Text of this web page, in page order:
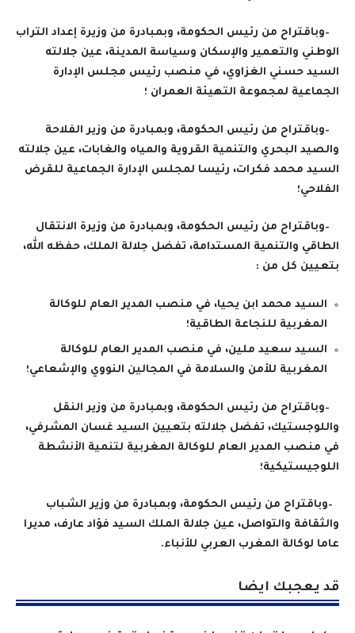
–وباقتراح من رئيس الحكومة، وبمبادرة من وزيرة إعداد التراب
الوطني والتعمير والإسكان وسياسة المدينة، عين جلالته
السيد حسني الغزاوي، في منصب رئيس مجلس الإدارة
الجماعية لمجموعة التهيئة العمران ؛
–وباقتراح من رئيس الحكومة، وبمبادرة من وزير الفلاحة
والصيد البحري والتنمية القروية والمياه والغابات، عين جلالته
السيد محمد فكرات، رئيسا لمجلس الإدارة الجماعية للقرض
الفلاحي؛
–وباقتراح من رئيس الحكومة، وبمبادرة من وزيرة الانتقال
الطاقي والتنمية المستدامة، تفضل جلالة الملك، حفظه الله،
بتعيين كل من :
السيد محمد ابن يحيا، في منصب المدير العام للوكالة
المغربية للنجاعة الطاقية؛
السيد سعيد ملين، في منصب المدير العام للوكالة
المغربية للأمن والسلامة في المجالين النووي والإشعاعي؛
–وباقتراح من رئيس الحكومة، وبمبادرة من وزير النقل
واللوجستيك، تفضل جلالته بتعيين السيد غسان المشرفي،
في منصب المدير العام للوكالة المغربية لتنمية الأنشطة
اللوجيستيكية؛
–وباقتراح من رئيس الحكومة، وبمبادرة من وزير الشباب
والثقافة والتواصل، عين جلالة الملك السيد فؤاد عارف، مديرا
عاما لوكالة المغرب العربي للأنباء.
قد يعجبك ايضا